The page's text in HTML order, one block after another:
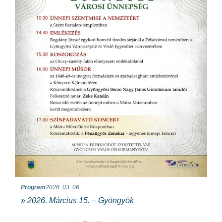
Program2026. 03. 06.
» 2026. Március 15. – Gyöngyök